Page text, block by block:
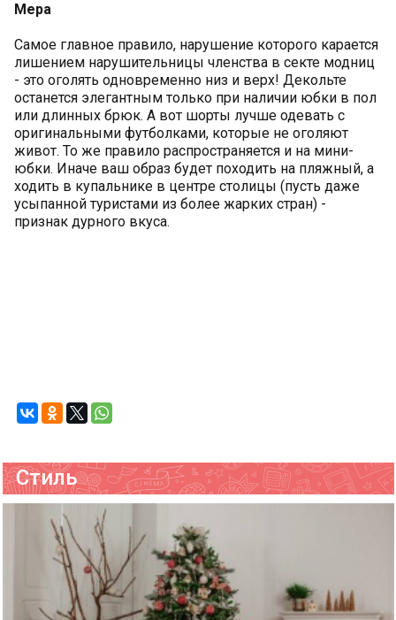
Мера
Самое главное правило, нарушение которого карается
лишением нарушительницы членства в секте модниц
- это оголять одновременно низ и верх! Декольте
останется элегантным только при наличии юбки в пол
или длинных брюк. А вот шорты лучше одевать с
оригинальными футболками, которые не оголяют
живот. То же правило распространяется и на мини-
юбки. Иначе ваш образ будет походить на пляжный, а
ходить в купальнике в центре столицы (пусть даже
усыпанной туристами из более жарких стран) -
признак дурного вкуса.
Стиль